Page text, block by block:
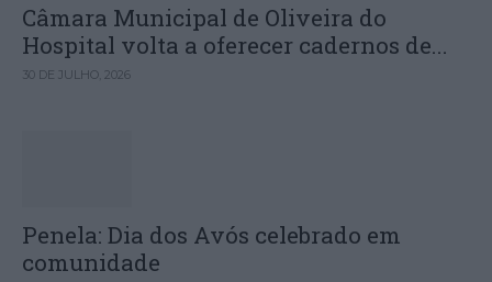
Câmara Municipal de Oliveira do
Hospital volta a oferecer cadernos de...
30 DE JULHO, 2026
Penela: Dia dos Avós celebrado em
comunidade